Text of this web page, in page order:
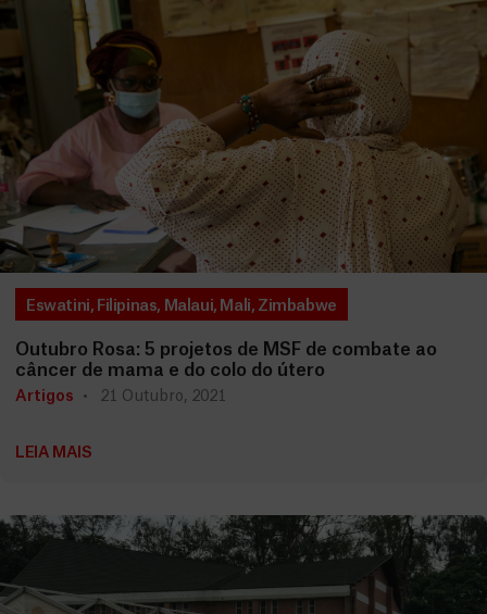
Eswatini, Filipinas, Malaui, Mali, Zimbabwe
Outubro Rosa: 5 projetos de MSF de combate ao
câncer de mama e do colo do útero
Artigos 21 Outubro, 2021
LEIA MAIS